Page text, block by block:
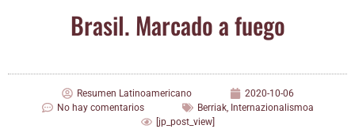
Bra­sil. Mar­ca­do a fuego
Resumen Latinoamericano
2020-10-06
No hay comentarios
Berriak, Internazionalismoa
[jp_post_view]